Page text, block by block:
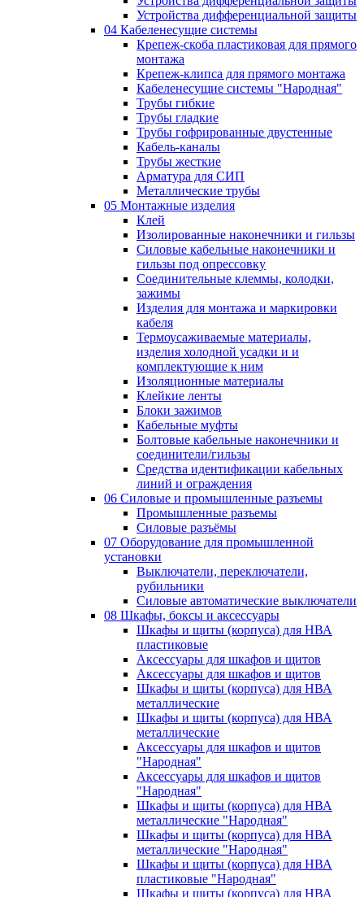
Устройства дифференциальной защиты
04 Кабеленесущие системы
Крепеж-скоба пластиковая для прямого
монтажа
Крепеж-клипса для прямого монтажа
Кабеленесущие системы "Народная"
Трубы гибкие
Трубы гладкие
Трубы гофрированные двустенные
Кабель-каналы
Трубы жесткие
Арматура для СИП
Металлические трубы
05 Монтажные изделия
Клей
Изолированные наконечники и гильзы
Силовые кабельные наконечники и
гильзы под опрессовку
Соединительные клеммы, колодки,
зажимы
Изделия для монтажа и маркировки
кабеля
Термоусаживаемые материалы,
изделия холодной усадки и и
комплектующие к ним
Изоляционные материалы
Клейкие ленты
Блоки зажимов
Кабельные муфты
Болтовые кабельные наконечники и
соединители/гильзы
Средства идентификации кабельных
линий и ограждения
06 Силовые и промышленные разъемы
Промышленные разъемы
Силовые разъёмы
07 Оборудование для промышленной
установки
Выключатели, переключатели,
рубильники
Силовые автоматические выключатели
08 Шкафы, боксы и аксессуары
Шкафы и щиты (корпуса) для НВА
пластиковые
Аксессуары для шкафов и щитов
Аксессуары для шкафов и щитов
Шкафы и щиты (корпуса) для НВА
металлические
Шкафы и щиты (корпуса) для НВА
металлические
Аксессуары для шкафов и щитов
"Народная"
Аксессуары для шкафов и щитов
"Народная"
Шкафы и щиты (корпуса) для НВА
металлические "Народная"
Шкафы и щиты (корпуса) для НВА
металлические "Народная"
Шкафы и щиты (корпуса) для НВА
пластиковые "Народная"
Шкафы и щиты (корпуса) для НВА